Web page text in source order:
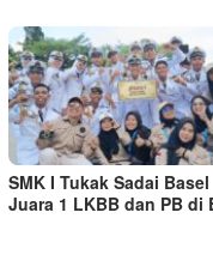
SMK I Tukak Sadai Basel
Juara 1 LKBB dan PB di